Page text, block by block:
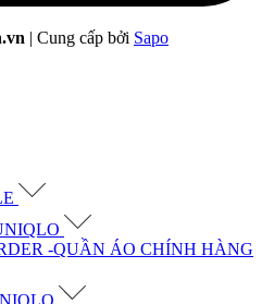
| Cung cấp bởi Sapo
-QUẦN ÁO CHÍNH HÀNG